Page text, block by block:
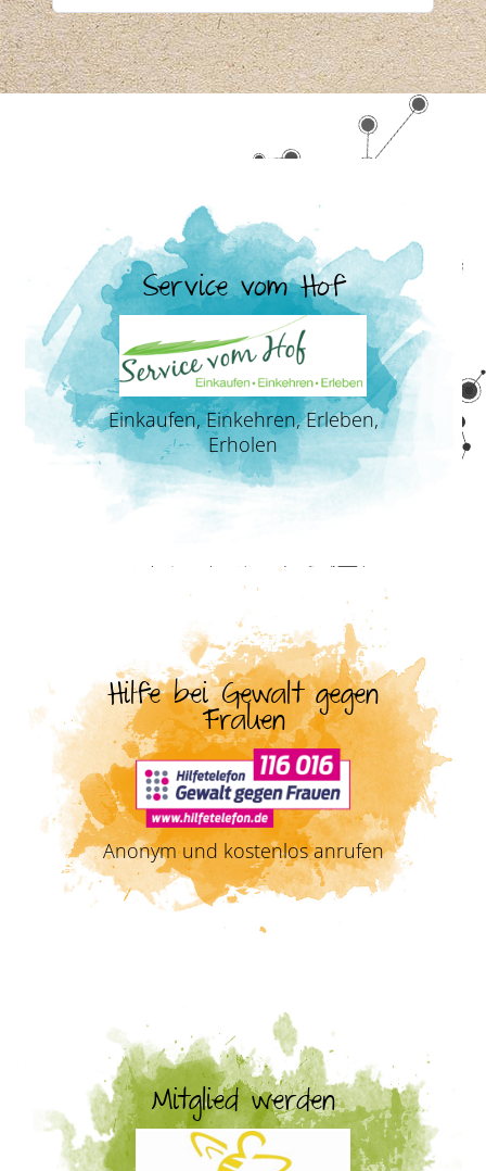
Service vom Hof
Einkaufen, Einkehren, Erleben,
Erholen
Hilfe bei Gewalt gegen
Frauen
Anonym und kostenlos anrufen
Mitglied werden